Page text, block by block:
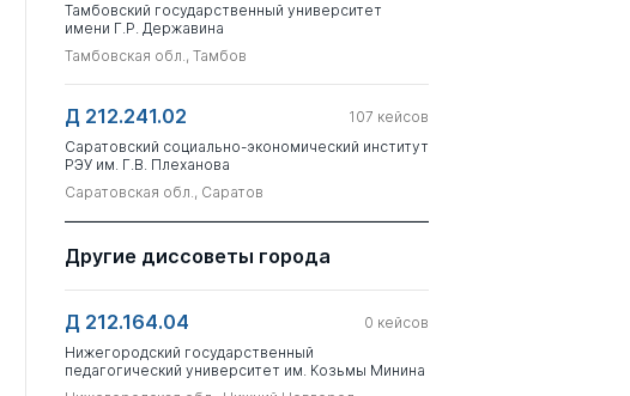
Тамбовский государственный университет
имени Г.Р. Державина
Тамбовская обл., Тамбов
Д 212.241.02 107 кейсов
Саратовский социально-экономический институт
РЭУ им. Г.В. Плеханова
Саратовская обл., Саратов
Другие диссоветы города
Д 212.164.04 0 кейсов
Нижегородский государственный
педагогический университет им. Козьмы Минина